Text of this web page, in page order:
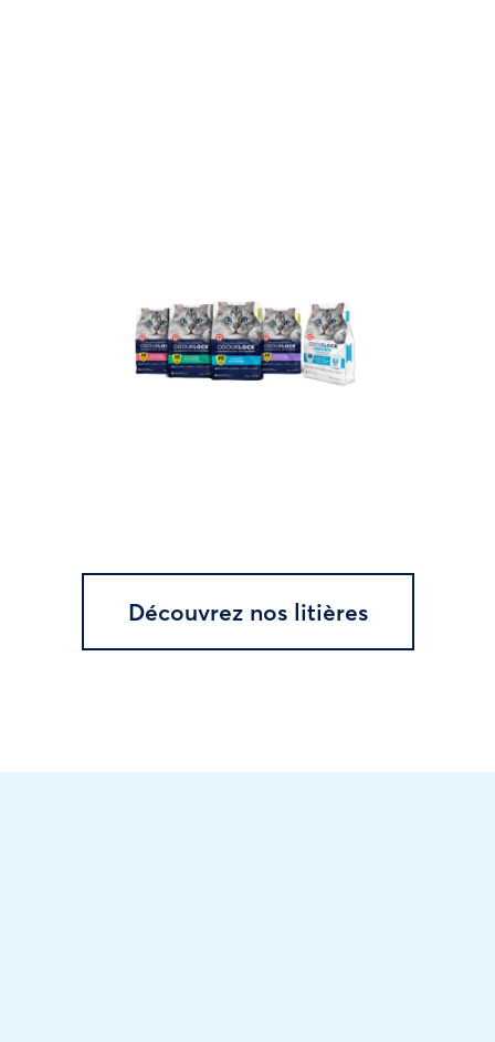
Découvrez nos litières